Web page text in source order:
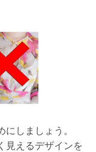
しましょう。
見えるデザインを